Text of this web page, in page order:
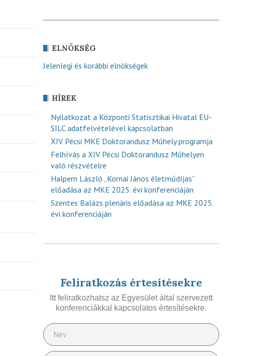
ELNÖKSÉG
Jelenlegi és korábbi elnökségek
HÍREK
Nyilatkozat a Központi Statisztikai Hivatal EU-
SILC adatfelvételével kapcsolatban
XIV. Pécsi MKE Doktorandusz Műhely programja
Felhívás a XIV. Pécsi Doktorandusz Műhelyen
való részvételre
Halpern László „Kornai János életműdíjas”
előadása az MKE 2025. évi konferenciáján
Szentes Balázs plenáris előadása az MKE 2025.
évi konferenciáján
Feliratkozás értesítésekre
Itt feliratkozhatsz az Egyesület által szervezett
konferenciákkal kapcsolatos értesítésekre.